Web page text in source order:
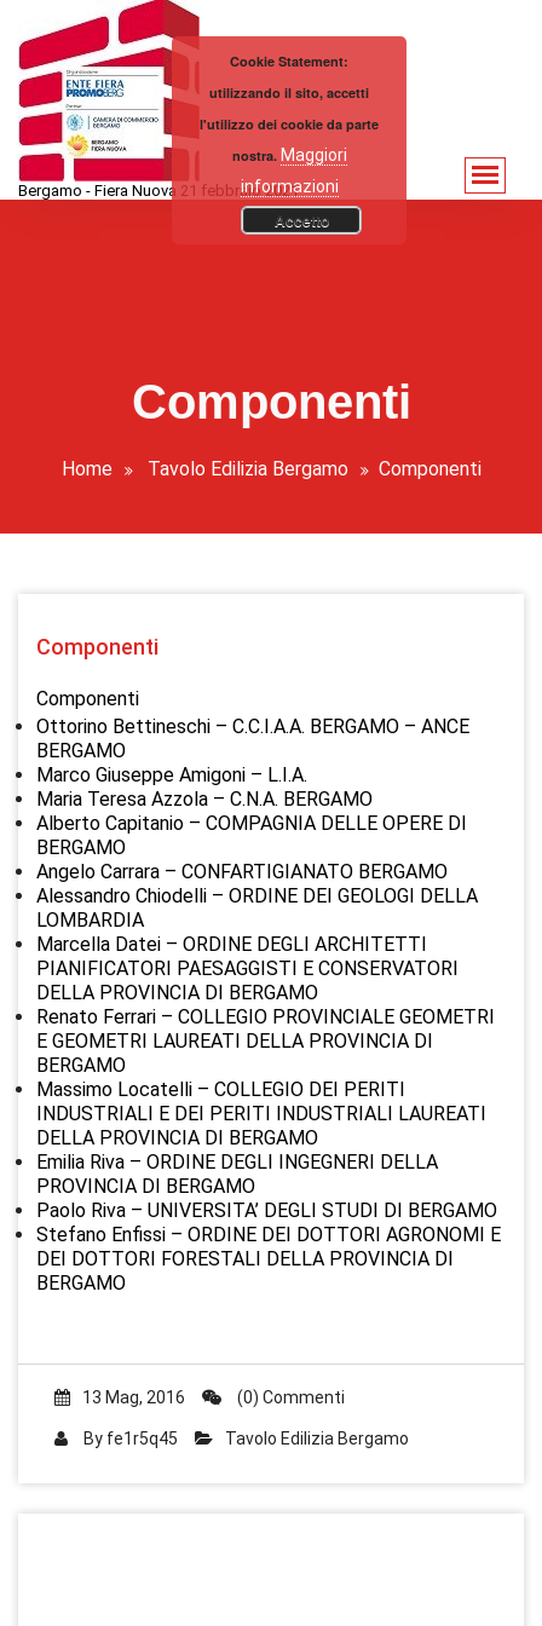
contenuto
Bergamo - Fiera Nuova 21 febbraio 2021
Componenti
Home Tavolo Edilizia Bergamo Componenti
Componenti
Componenti
Ottorino Bettineschi – C.C.I.A.A. BERGAMO – ANCE
BERGAMO
Marco Giuseppe Amigoni – L.I.A.
Maria Teresa Azzola – C.N.A. BERGAMO
Alberto Capitanio – COMPAGNIA DELLE OPERE DI
BERGAMO
Angelo Carrara – CONFARTIGIANATO BERGAMO
Alessandro Chiodelli – ORDINE DEI GEOLOGI DELLA
LOMBARDIA
Marcella Datei – ORDINE DEGLI ARCHITETTI
PIANIFICATORI PAESAGGISTI E CONSERVATORI
DELLA PROVINCIA DI BERGAMO
Renato Ferrari – COLLEGIO PROVINCIALE GEOMETRI
E GEOMETRI LAUREATI DELLA PROVINCIA DI
BERGAMO
Massimo Locatelli – COLLEGIO DEI PERITI
INDUSTRIALI E DEI PERITI INDUSTRIALI LAUREATI
DELLA PROVINCIA DI BERGAMO
Emilia Riva – ORDINE DEGLI INGEGNERI DELLA
PROVINCIA DI BERGAMO
Paolo Riva – UNIVERSITA’ DEGLI STUDI DI BERGAMO
Stefano Enfissi – ORDINE DEI DOTTORI AGRONOMI E
DEI DOTTORI FORESTALI DELLA PROVINCIA DI
BERGAMO
13 Mag, 2016 (0) Commenti
By fe1r5q45 Tavolo Edilizia Bergamo
Cookie Statement:
utilizzando il sito, accetti
l'utilizzo dei cookie da parte
nostra. Maggiori
informazioni
Accetto